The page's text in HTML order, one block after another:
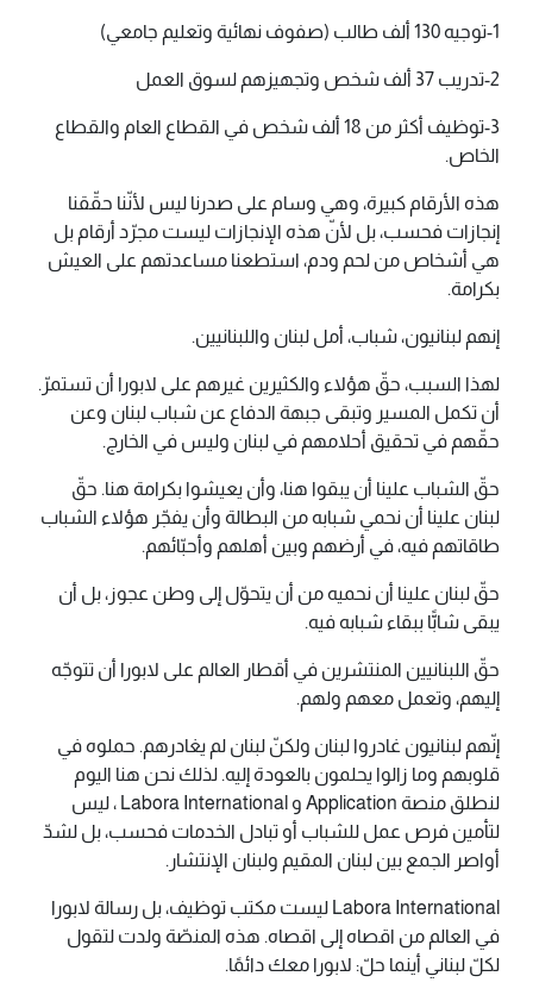
1-توجيه 130 ألف طالب (صفوف نهائية وتعليم جامعي)
2-تدريب 37 ألف شخص وتجهيزهم لسوق العمل
3-توظيف أكثر من 18 ألف شخص في القطاع العام والقطاع
الخاص.
هذه الأرقام كبيرة، وهي وسام على صدرنا ليس لأنّنا حقّقنا
إنجازات فحسب، بل لأنّ هذه الإنجازات ليست مجرّد أرقام بل
هي أشخاص من لحم ودم، استطعنا مساعدتهم على العيش
بكرامة.
إنهم لبنانيون، شباب، أمل لبنان واللبنانيين.
لهذا السبب، حقّ هؤلاء والكثيرين غيرهم على لابورا أن تستمرّ.
أن تكمل المسير وتبقى جبهة الدفاع عن شباب لبنان وعن
حقّهم في تحقيق أحلامهم في لبنان وليس في الخارج.
حقّ الشباب علينا أن يبقوا هنا، وأن يعيشوا بكرامة هنا. حقّ
لبنان علينا أن نحمي شبابه من البطالة وأن يفجّر هؤلاء الشباب
طاقاتهم فيه، في أرضهم وبين أهلهم وأحبّائهم.
حقّ لبنان علينا أن نحميه من أن يتحوّل إلى وطن عجوز، بل أن
يبقى شابًّا ببقاء شبابه فيه.
حقّ اللبنانيين المنتشرين في أقطار العالم على لابورا أن تتوجّه
إليهم، وتعمل معهم ولهم.
إنّهم لبنانيون غادروا لبنان ولكنّ لبنان لم يغادرهم. حملوه في
قلوبهم وما زالوا يحلمون بالعودة إليه. لذلك نحن هنا اليوم
لنطلق منصة Application و Labora International ، ليس
لتأمين فرص عمل للشباب أو تبادل الخدمات فحسب، بل لشدّ
أواصر الجمع بين لبنان المقيم ولبنان الإنتشار.
Labora International ليست مكتب توظيف، بل رسالة لابورا
في العالم من اقصاه إلى اقصاه. هذه المنصّة ولدت لتقول
لكلّ لبناني أينما حلّ: لابورا معك دائمًا.